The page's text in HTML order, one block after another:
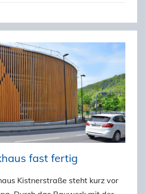
fast fertig
Kistnerstraße steht kurz vor